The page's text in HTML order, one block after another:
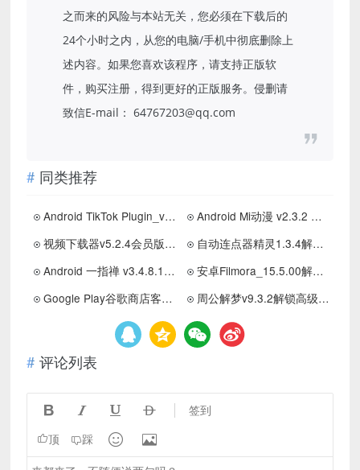
之而来的风险与本站无关，您必须在下载后的
24个小时之内，从您的电脑/手机中彻底删除上
述内容。如果您喜欢该程序，请支持正版软
件，购买注册，得到更好的正版服务。侵删请
致信E-mail： 64767203@qq.com
同类推荐
Android TikTok Plugin_v1.63国际版配套插件
Android Mi动漫 v2.3.2 去广告纯净版
视频下载器v5.2.4会员版/国际视频一键获取
自动连点器精灵1.3.4解放双手的自动化神器免root操作
Android 一指禅 v3.4.8.10 无需root跳过开屏广告
安卓Filmora_15.5.00解锁会员版
Google Play谷歌商店客户端v49.8.21-29
周公解梦v9.3.2解锁高级版无广告无限次数
评论列表
    签到
顶 踩  